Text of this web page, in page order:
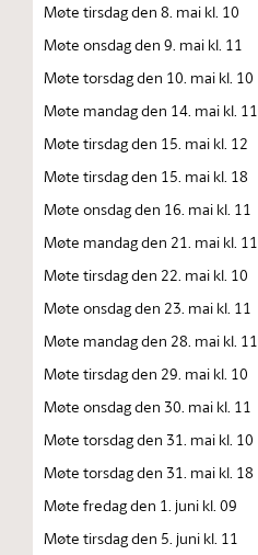
Møte tirsdag den 8. mai kl. 10
Møte onsdag den 9. mai kl. 11
Møte torsdag den 10. mai kl. 10
Møte mandag den 14. mai kl. 11
Møte tirsdag den 15. mai kl. 12
Møte tirsdag den 15. mai kl. 18
Møte onsdag den 16. mai kl. 11
Møte mandag den 21. mai kl. 11
Møte tirsdag den 22. mai kl. 10
Møte onsdag den 23. mai kl. 11
Møte mandag den 28. mai kl. 11
Møte tirsdag den 29. mai kl. 10
Møte onsdag den 30. mai kl. 11
Møte torsdag den 31. mai kl. 10
Møte torsdag den 31. mai kl. 18
Møte fredag den 1. juni kl. 09
Møte tirsdag den 5. juni kl. 11